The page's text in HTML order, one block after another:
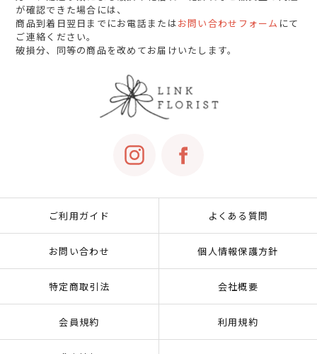
が確認できた場合には、
商品到着日翌日までにお電話またはお問い合わせフォーム にて
ご連絡ください。
破損分、同等の商品を改めてお届けいたします。
ご利用ガイド よくある質問
お問い合わせ 個人情報保護方針
特定商取引法 会社概要
会員規約 利用規約